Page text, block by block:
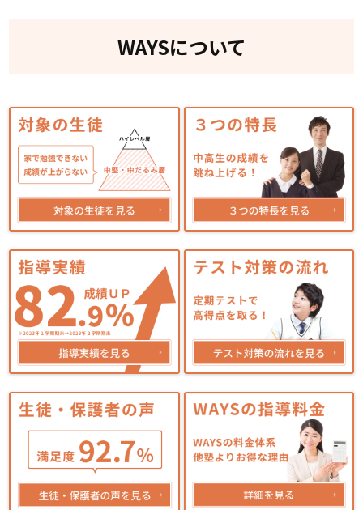
WAYSについて